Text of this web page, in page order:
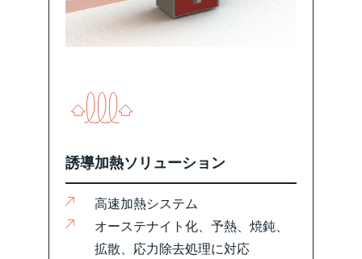
誘導加熱ソリューション
高速加熱システム
オーステナイト化、予熱、焼鈍、
拡散、応力除去処理に対応